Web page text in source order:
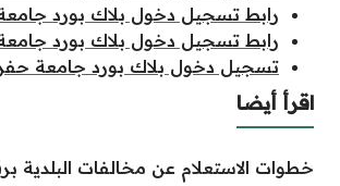
رابط تسجيل دخول بلاك بورد جامعة
رابط تسجيل دخول بلاك بورد
تسجيل دخول بلاك بورد جامعة حفر
اقرأ أيضا
خطوات الاستعلام عن مخالفات البلدية